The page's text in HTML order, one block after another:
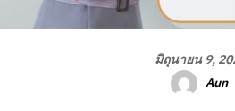
มิถุนายน 9,
Aun